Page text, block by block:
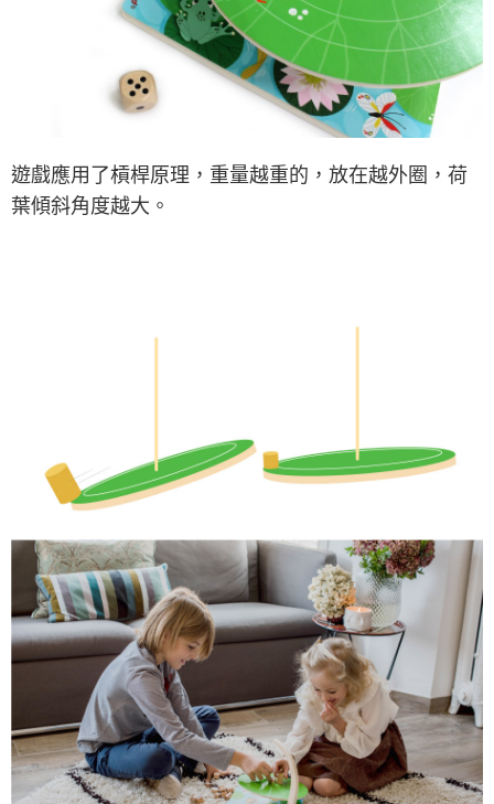
遊戲應用了槓桿原理，重量越重的，放在越外圈，荷
葉傾斜角度越大。